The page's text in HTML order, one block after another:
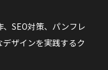
SEO対策、パンフレ
ザインを実践するク